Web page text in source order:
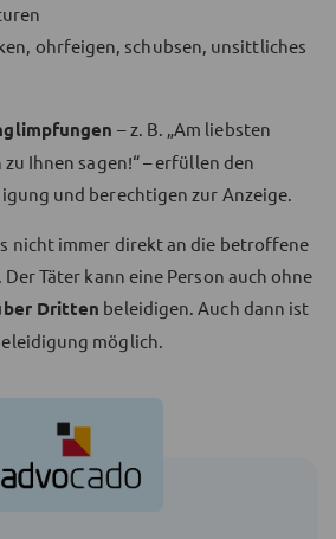
ohrfeigen, schubsen, unsittliches
– z. B. „Am liebsten
Ihnen sagen!“ – erfüllen den
und berechtigen zur Anzeige.
nicht immer direkt an die betroffene
Täter kann eine Person auch ohne
Dritten beleidigen. Auch dann ist
möglich.